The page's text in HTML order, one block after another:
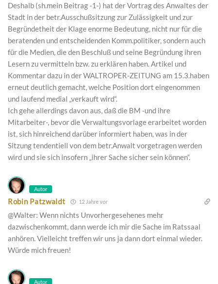
Deshalb (sh.mein Beitrag -1-) hat der Vortrag des Anwaltes der
Stadt in der betr.Ausschußsitzung zur Zulässigkeit und zur
Begründetheit der Klage enorme Bedeutung, nicht nur für die
beratenden und entscheidenden Komm.politiker, sondern auch
für die Medien, die den Beschluß und seine Begründung ihren
Lesern zu vermitteln bzw. zu erklären haben. Artikel und
Kommentar dazu in der WALTROPER-ZEITUNG am 15.3.haben
erneut deutlich gemacht, welche Position dort eingenommen
und laufend medial „verkauft wird“.
Ich gehe allerdings davon aus, daß die BM -und ihre
Mitarbeiter-, bevor die Verwaltungsvorlage erarbeitet worden
ist, sich hinreichend darüber informiert haben, was in der
Sitzung tendentiell von dem betr.Anwalt vorgetragen werden
wird und sie sich insofern „ihrer Sache sicher sein können“.
Autor
Robin Patzwaldt 12 Jahre vor
@Walter: Wenn nichts Unvorhergesehenes mehr
dazwischenkommt, dann werde ich mir die Sache im Ratssaal
anhören. Vielleicht treffen wir uns ja dann dort einmal wieder.
Würde mich freuen!
Autor